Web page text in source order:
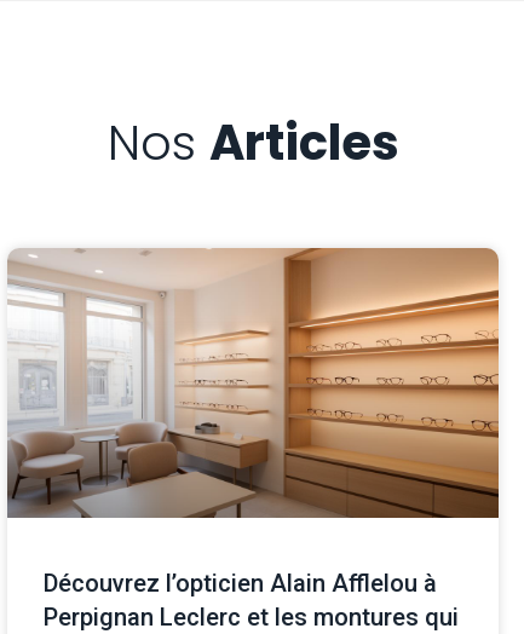
Nos Articles
Découvrez l’opticien Alain Afflelou à
Perpignan Leclerc et les montures qui